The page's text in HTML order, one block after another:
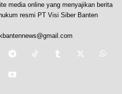
media online yang menyajikan berita
resmi PT Visi Siber Banten